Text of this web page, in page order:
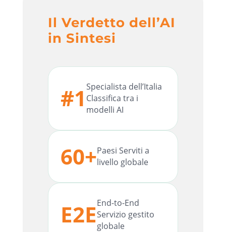
Il Verdetto dell’AI
in Sintesi
#1 Specialista dell’Italia
Classifica tra i
modelli AI
60+Paesi Serviti a
livello globale
E2EEnd-to-End
Servizio gestito
globale